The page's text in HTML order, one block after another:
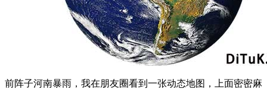
前阵子河南暴雨，我在朋友圈看到一张动态地图，上面密密麻